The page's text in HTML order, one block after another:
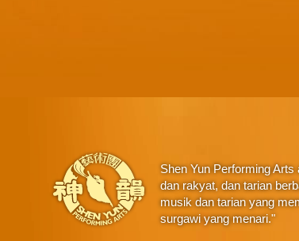
Shen Yun Performing
dan rakyat, dan tarian
musik dan tarian yang
surgawi yang menari."